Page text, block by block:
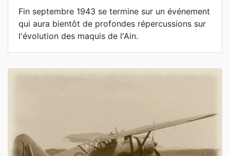
Fin septembre 1943 se termine sur un événement
qui aura bientôt de profondes répercussions sur
l'évolution des maquis de l'Ain.